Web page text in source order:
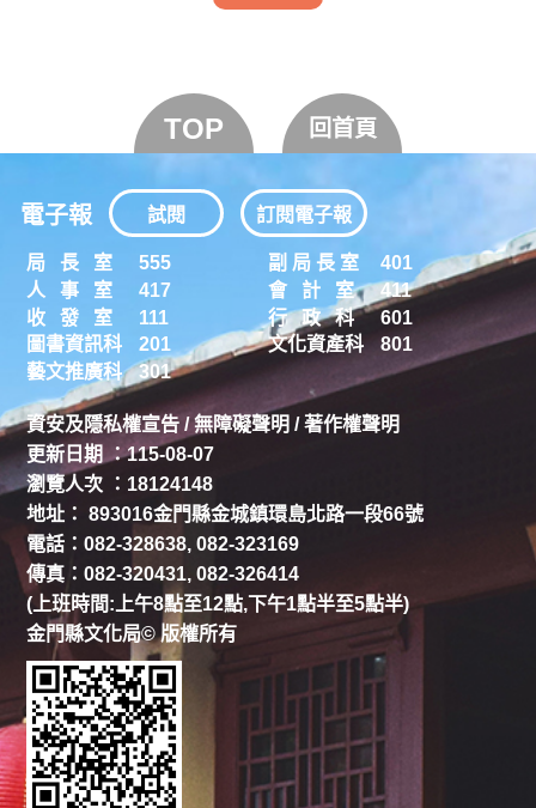
TOP 回首頁
資安及隱私權宣告 /無障礙聲明 /著作權聲明
更新日期 ：115-08-07
瀏覽人次 ：18124148
地址： 893016金門縣金城鎮環島北路一段66號
電話：082-328638, 082-323169
傳真：082-320431, 082-326414
(上班時間:上午8點至12點,下午1點半至5點半)
金門縣文化局© 版權所有
局 長 室 555 副 局 長 室
401
人 事 室
417 會 計 室
411
收 發 室
111 行 政 科
601
圖書資訊科
201 文化資產科
801
藝文推廣科
301
電子報 試閱 訂閱電子報